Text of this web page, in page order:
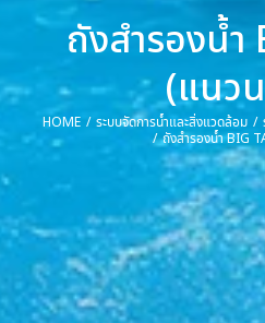
ถังสำรองน้ำ
(แนว
You are here:
HOME ระบบจัดการน้ำและสิ่งแวดล้อม
ถังสำรองน้ำ BIG